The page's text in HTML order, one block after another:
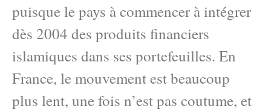
puisque le pays à commencer à intégrer
dès 2004 des produits financiers
islamiques dans ses portefeuilles. En
France, le mouvement est beaucoup
plus lent, une fois n’est pas coutume, et